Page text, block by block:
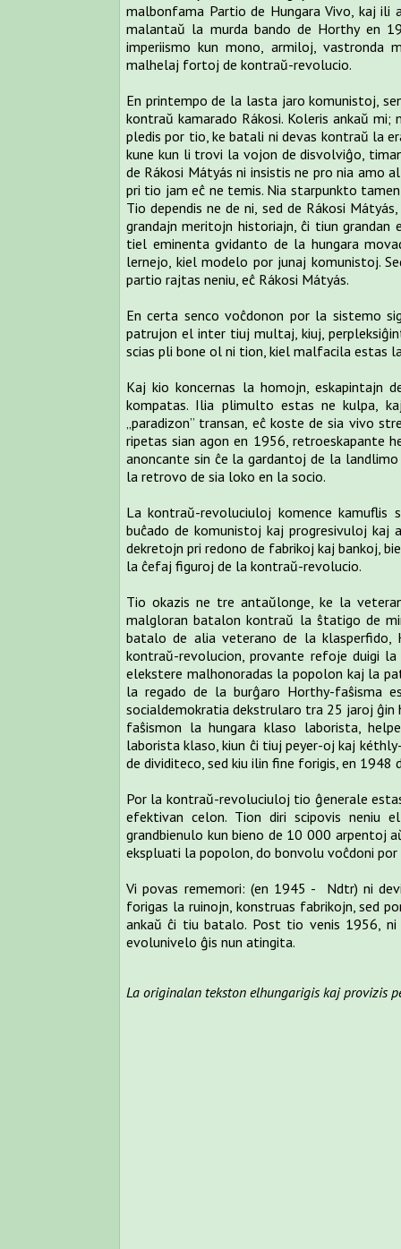
malbonfama Partio de Hungara Vivo, kaj ili
malantaŭ la murda bando de Horthy en
imperiismo kun mono, armiloj, vastronda
malhelaj fortoj de kontraŭ-revolucio.
En printempo de la lasta jaro komunistoj,
kontraŭ kamarado Rákosi. Koleris ankaŭ
pledis por tio, ke batali ni devas kontraŭ la
kune kun li trovi la vojon de disvolviĝo,
de Rákosi Mátyás ni insistis ne pro nia amo
pri tio jam eĉ ne temis. Nia starpunkto
Tio dependis ne de ni, sed de Rákosi
grandajn meritojn historiajn, ĉi tiun grandan
tiel eminenta gvidanto de la hungara
lernejo, kiel modelo por junaj komunistoj.
partio rajtas neniu, eĉ Rákosi Mátyás.
En certa senco voĉdonon por la sistemo
patrujon el inter tiuj multaj, kiuj,
scias pli bone ol ni tion, kiel malfacila estas
Kaj kio koncernas la homojn, eskapintajn
kompatas. Ilia plimulto estas ne kulpa,
„paradizon” transan, eĉ koste de sia vivo
ripetas sian agon en 1956, retroeskapante
anoncante sin ĉe la gardantoj de la
la retrovo de sia loko en la socio.
La kontraŭ-revoluciuloj komence
buĉado de komunistoj kaj progresivuloj kaj
dekretojn pri redono de fabrikoj kaj bankoj,
la ĉefaj figuroj de la kontraŭ-revolucio.
Tio okazis ne tre antaŭlonge, ke la
malgloran batalon kontraŭ la ŝtatigo de
batalo de alia veterano de la klasperfido,
kontraŭ-revolucion, provante refoje duigi
elekstere malhonoradas la popolon kaj la
la regado de la burĝaro Horthy-faŝisma
socialdemokratia dekstrularo tra 25 jaroj
faŝismon la hungara klaso laborista,
laborista klaso, kiun ĉi tiuj peyer-oj kaj
de dividiteco, sed kiu ilin fine forigis, en
Por la kontraŭ-revoluciuloj tio ĝenerale
efektivan celon. Tion diri scipovis neniu
grandbienulo kun bieno de 10 000 arpentoj
ekspluati la popolon, do bonvolu voĉdoni por
Vi povas rememori: (en 1945 - Ndtr) ni
forigas la ruinojn, konstruas fabrikojn, sed
ankaŭ ĉi tiu batalo. Post tio venis 1956,
evolunivelo ĝis nun atingita.
La originalan tekston elhungarigis kaj provizis